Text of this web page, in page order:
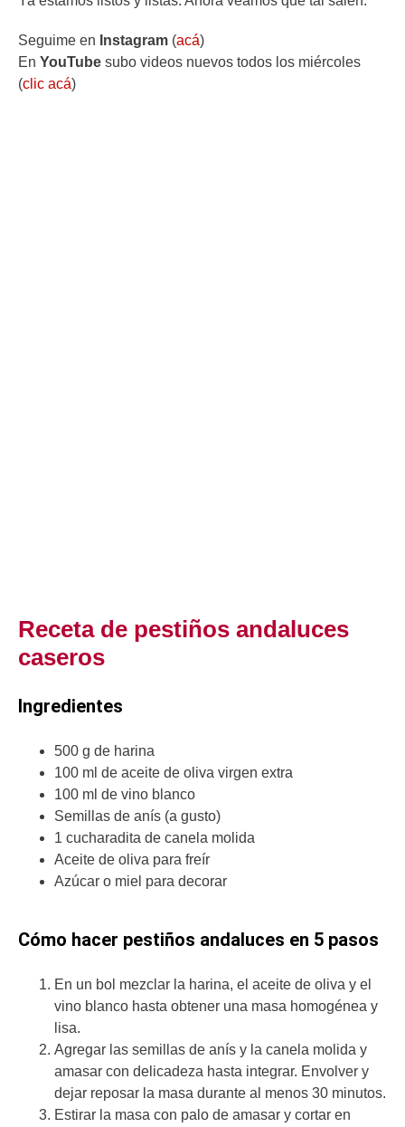
Seguime en Instagram (acá)
En YouTube subo videos nuevos todos los miércoles
(clic acá)
Receta de pestiños andaluces
caseros
Ingredientes
500 g de harina
100 ml de aceite de oliva virgen extra
100 ml de vino blanco
Semillas de anís (a gusto)
1 cucharadita de canela molida
Aceite de oliva para freír
Azúcar o miel para decorar
Cómo hacer pestiños andaluces en 5 pasos
En un bol mezclar la harina, el aceite de oliva y el
vino blanco hasta obtener una masa homogénea y
lisa.
Agregar las semillas de anís y la canela molida y
amasar con delicadeza hasta integrar. Envolver y
dejar reposar la masa durante al menos 30 minutos.
Estirar la masa con palo de amasar y cortar en